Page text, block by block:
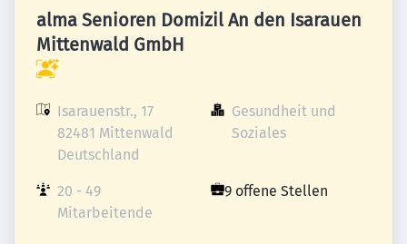
alma Senioren Domizil An den Isarauen
Mittenwald GmbH
Isarauenstr., 17
82481 Mittenwald
Deutschland
Gesundheit und
Soziales
20 - 49
Mitarbeitende
9 offene Stellen